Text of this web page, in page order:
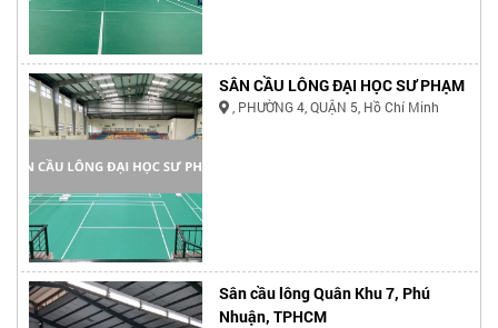
SÂN CẦU LÔNG ĐẠI HỌC SƯ PHẠM
, PHƯỜNG 4, QUẬN 5, Hồ Chí Minh
Sân cầu lông Quân Khu 7, Phú
Nhuận, TPHCM